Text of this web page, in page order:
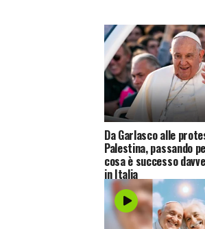
Da Garlasco alle
Palestina, passando
cosa è successo
in Italia